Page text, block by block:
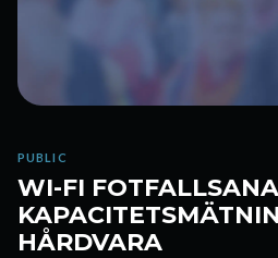
PUBLIC
WI-FI
HÅRDVARA